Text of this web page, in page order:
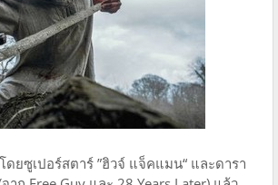
ยซูเปอร์สตาร์ ”ฮิวจ์ แจ็คแมน“ และดารา